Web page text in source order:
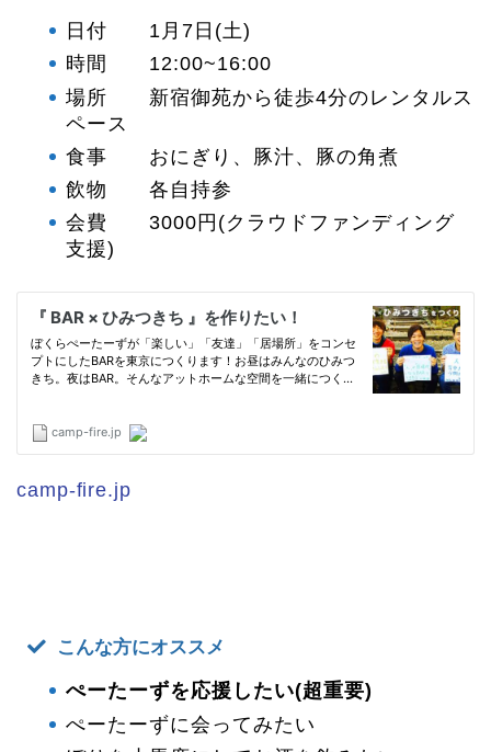
日付 1月7日(土)
時間 12:00~16:00
場所 新宿御苑から徒歩4分のレンタルス
ペース
食事 おにぎり、豚汁、豚の角煮
飲物 各自持参
会費 3000円(クラウドファンディング
支援)
camp-fire.jp
こんな方にオススメ
ぺーたーずを応援したい(超重要)
ぺーたーずに会ってみたい